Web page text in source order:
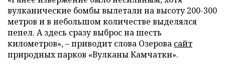
вулканические бомбы вылетали на высоту 200-300
метров и в небольшом количестве выделялся
пепел. А здесь сразу выброс на шесть
километров», – приводит слова Озерова сайт
природных парков «Вулканы Камчатки».